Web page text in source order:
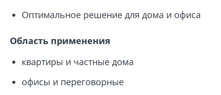
Оптимальное решение для дома и офиса
Область применения
квартиры и частные дома
офисы и переговорные